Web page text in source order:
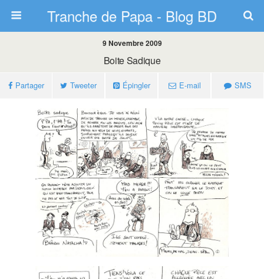
Tranche de Papa - Blog BD
9 Novembre 2009
Boite Sadique
Partager Tweeter Épingler E-mail SMS